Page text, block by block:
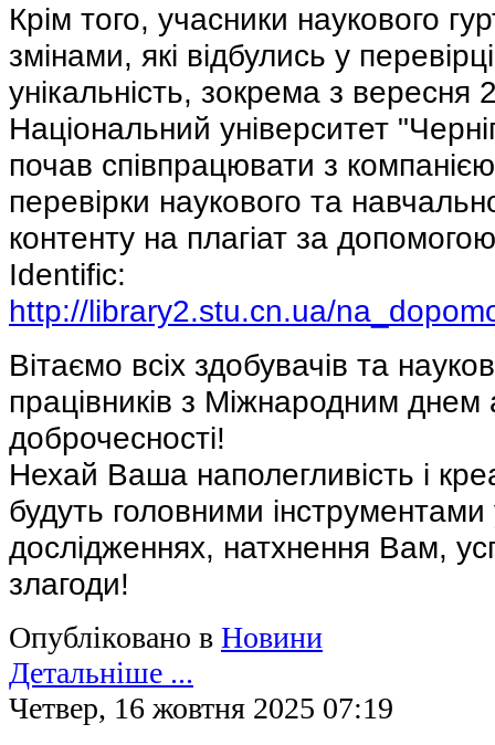
Крім того, учасники наукового
змінами, які відбулись у
унікальність, зокрема з вересня
Національний університет
почав співпрацювати з
перевірки наукового та
контенту на плагіат за
Identific:
http://library2.stu.cn.ua/
Вітаємо всіх здобувачів та
працівників з Міжнародним днем
доброчесності!
Нехай Ваша наполегливість і
будуть головними інструментами
дослідженнях, натхнення Вам,
злагоди!
Опубліковано в Новини
Детальніше ...
Четвер, 16 жовтня 2025 07:19